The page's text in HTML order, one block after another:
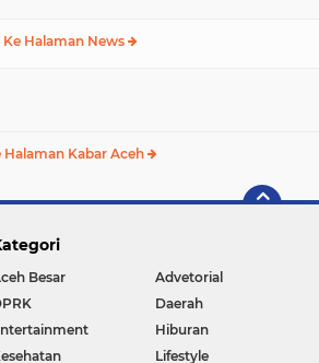
Ke Halaman News
Halaman Kabar Aceh
Besar Advetorial
Daerah
Hiburan
Lifestyle